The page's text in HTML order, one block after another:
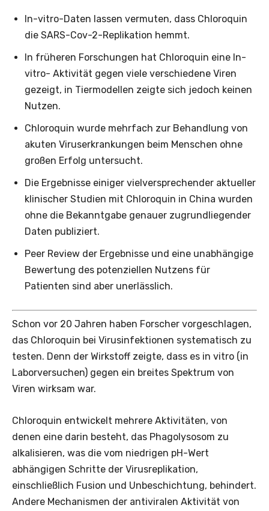
In-vitro-Daten lassen vermuten, dass Chloroquin
die SARS-Cov-2-Replikation hemmt.
In früheren Forschungen hat Chloroquin eine In-
vitro- Aktivität gegen viele verschiedene Viren
gezeigt, in Tiermodellen zeigte sich jedoch keinen
Nutzen.
Chloroquin wurde mehrfach zur Behandlung von
akuten Viruserkrankungen beim Menschen ohne
großen Erfolg untersucht.
Die Ergebnisse einiger vielversprechender aktueller
klinischer Studien mit Chloroquin in China wurden
ohne die Bekanntgabe genauer zugrundliegender
Daten publiziert.
Peer Review der Ergebnisse und eine unabhängige
Bewertung des potenziellen Nutzens für
Patienten sind aber unerlässlich.
Schon vor 20 Jahren haben Forscher vorgeschlagen,
das Chloroquin bei Virusinfektionen systematisch zu
testen. Denn der Wirkstoff zeigte, dass es in vitro (in
Laborversuchen) gegen ein breites Spektrum von
Viren wirksam war.
Chloroquin entwickelt mehrere Aktivitäten, von
denen eine darin besteht, das Phagolysosom zu
alkalisieren, was die vom niedrigen pH-Wert
abhängigen Schritte der Virusreplikation,
einschließlich Fusion und Unbeschichtung, behindert.
Andere Mechanismen der antiviralen Aktivität von